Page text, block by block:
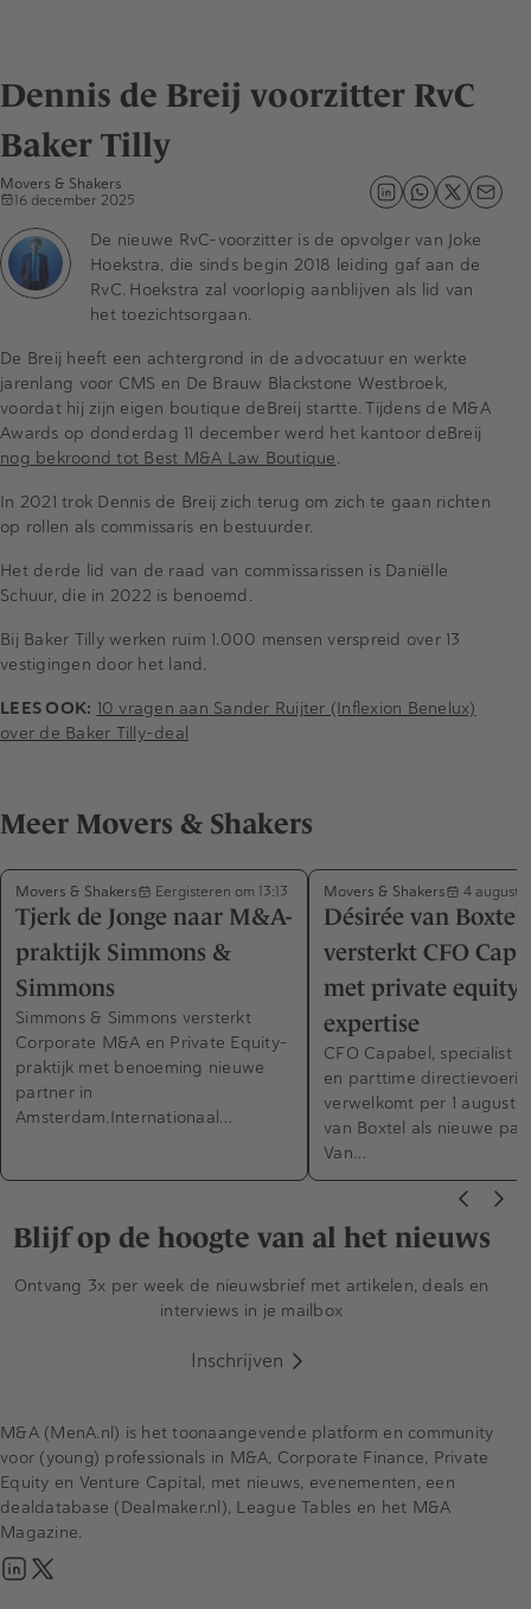
Dennis de Breij voorzitter RvC
Baker Tilly
Movers & Shakers
16 december 2025
De nieuwe RvC-voorzitter is de opvolger van Joke
Hoekstra, die sinds begin 2018 leiding gaf aan de
RvC. Hoekstra zal voorlopig aanblijven als lid van
het toezichtsorgaan.
De Breij heeft een achtergrond in de advocatuur en werkte
jarenlang voor CMS en De Brauw Blackstone Westbroek,
voordat hij zijn eigen boutique deBreij startte. Tijdens de M&A
Awards op donderdag 11 december werd het kantoor deBreij
nog bekroond tot Best M&A Law Boutique.
In 2021 trok Dennis de Breij zich terug om zich te gaan richten
op rollen als commissaris en bestuurder.
Het derde lid van de raad van commissarissen is Daniëlle
Schuur, die in 2022 is benoemd.
Bij Baker Tilly werken ruim 1.000 mensen verspreid over 13
vestigingen door het land.
LEES OOK: 10 vragen aan Sander Ruijter (Inflexion Benelux)
over de Baker Tilly-deal
Meer Movers & Shakers
Movers & Shakers Eergisteren om 13:13
Tjerk de Jonge naar M&A-
praktijk Simmons &
Simmons
Simmons & Simmons versterkt
Corporate M&A en Private Equity-
praktijk met benoeming nieuwe
partner in
Amsterdam.Internationaal…
Movers & Shakers 4
Désirée van Boxtel
versterkt CFO
met private equity-
expertise
CFO Capabel, specialist
en parttime
verwelkomt per 1
van Boxtel als nieuwe
Van…
Blijf op de hoogte van al het nieuws
Ontvang 3x per week de nieuwsbrief met artikelen, deals en
interviews in je mailbox
Inschrijven
M&A (MenA.nl) is het toonaangevende platform en community
voor (young) professionals in M&A, Corporate Finance, Private
Equity en Venture Capital, met nieuws, evenementen, een
dealdatabase (Dealmaker.nl), League Tables en het M&A
Magazine.